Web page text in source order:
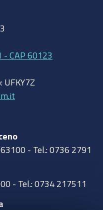
- CAP 60123
UFKY7Z
- Tel.: 0736 2791
- Tel.: 0734 217511